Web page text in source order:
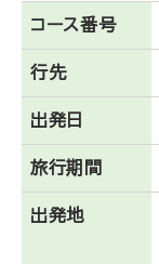
コース番号
行先
出発日
旅行期間
出発地